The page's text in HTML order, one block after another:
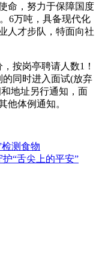
，努力于保障国度
6万吨，具备现代化
人才步队，特面向社
按岗亭聘请人数1！
同时进入面试(放弃
地址另行通知，面
他体例通知。
测食物
“舌尖上的平安”